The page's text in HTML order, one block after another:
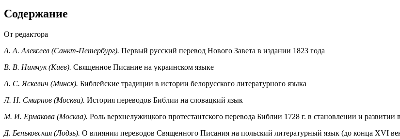
Содержание
От редактора
А. А. Алексеев (Санкт-Петербург). Первый русский перевод Нового Завета в издании 1823 года
В. В. Нимчук (Киев). Священное Писание на украинском языке
А. С. Яскевич (Минск). Библейские традиции в истории белорусского литературного языка
Л. Н. Смирнов (Москва). История переводов Библии на словацкий язык
М. И. Ермакова (Москва). Роль верхнелужицкого протестантского перевода Библии 1728 г. в становлении и развитии
Д. Беньковская (Лодзь). О влиянии переводов Священного Писания на польский литературный язык (до конца XVI